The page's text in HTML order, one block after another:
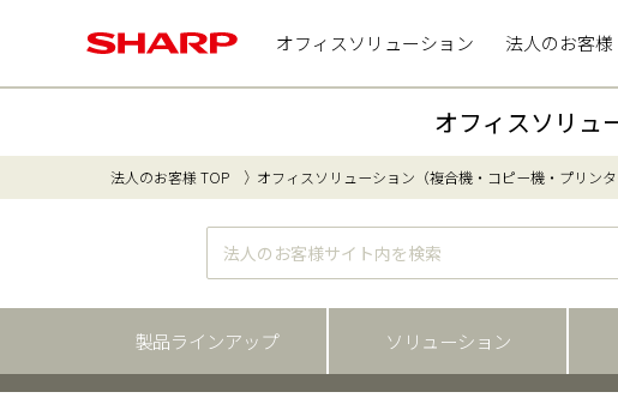
オフィスソリューション 法人のお客様
オフィスソリュ
法人のお客様 TOP オフィスソリューション（複合機・コピー機・プリンタ
製品ラインアップ ソリューション